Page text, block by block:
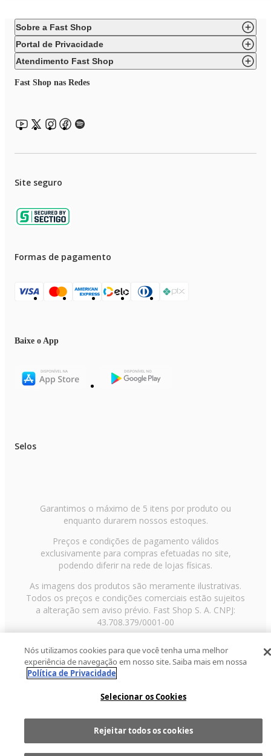
Sobre a Fast Shop
Portal de Privacidade
Atendimento Fast Shop
Fast Shop nas Redes
Site seguro
Formas de pagamento
Baixe o App
Selos
Garantimos o máximo de 5 itens por produto ou
enquanto durarem nossos estoques.
Preços e condições de pagamento válidos
exclusivamente para compras efetuadas no site,
podendo diferir na rede de lojas físicas.
As imagens dos produtos são meramente ilustrativas.
Todos os preços e condições comerciais estão sujeitos
a alteração sem aviso prévio. Fast Shop S. A. CNPJ:
43.708.379/0001-00
Paulo/SP, CEP 02029-001, Telefone: 11 3003-3728 ©
2013 Fast Shop - Todos os direitos reservadosRF
Nós utilizamos cookies para que você tenha uma melhor
experiência de navegação em nosso site. Saiba mais em nossa
Política de Privacidade
Selecionar os Cookies
Rejeitar todos os cookies